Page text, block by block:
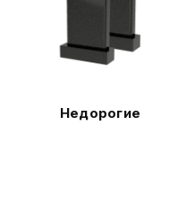
Недорогие